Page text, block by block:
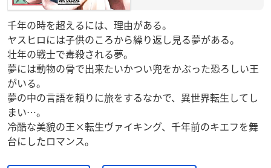
千年の時を超えるには、理由がある。
ヤスヒロには子供のころから繰り返し見る夢がある。
壮年の戦士で毒殺される夢。
夢には動物の骨で出来たいかつい兜をかぶった恐ろしい王
がいる。
夢の中の言語を頼りに旅をするなかで、異世界転生してし
まい…。
冷酷な美貌の王×転生ヴァイキング、千年前のキエフを舞
台にしたロマンス。